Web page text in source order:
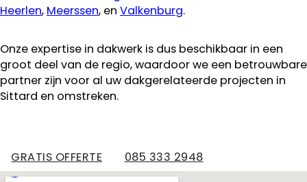
Heerlen, Meerssen, en Valkenburg.
Onze expertise in dakwerk is dus beschikbaar in een
groot deel van de regio, waardoor we een betrouwbare
partner zijn voor al uw dakgerelateerde projecten in
Sittard en omstreken.
GRATIS OFFERTE 085 333 2948